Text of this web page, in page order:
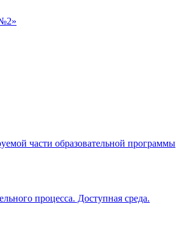
части образовательной программы
процесса. Доступная среда.